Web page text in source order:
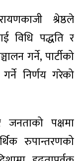
श्रेष्ठले
विधि पद्धति र
गर्ने, पार्टीको
निर्णय गरेको
पक्षमा
रुपान्तरणको